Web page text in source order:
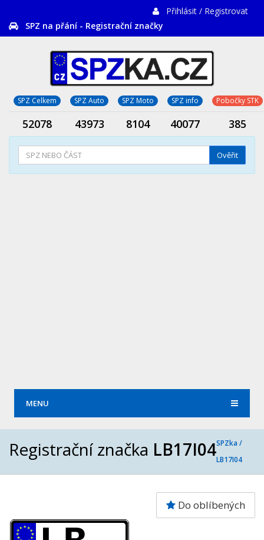
Přihlásit / Registrovat
SPZ na přání - Registrační značky
SPZ Celkem SPZ Auto SPZ Moto SPZ info Pobočky STK
52078 43973 8104 40077 385
Ověřit
MENU
Registrační značka LB17I04SPZka /
LB17I04
Do oblíbených